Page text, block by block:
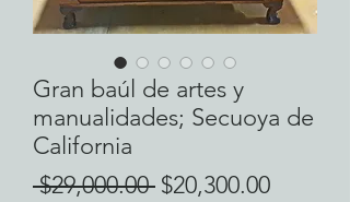
Gran baúl de artes y
manualidades; Secuoya de
California
$29,000.00 Precio
$20,300.00Precio